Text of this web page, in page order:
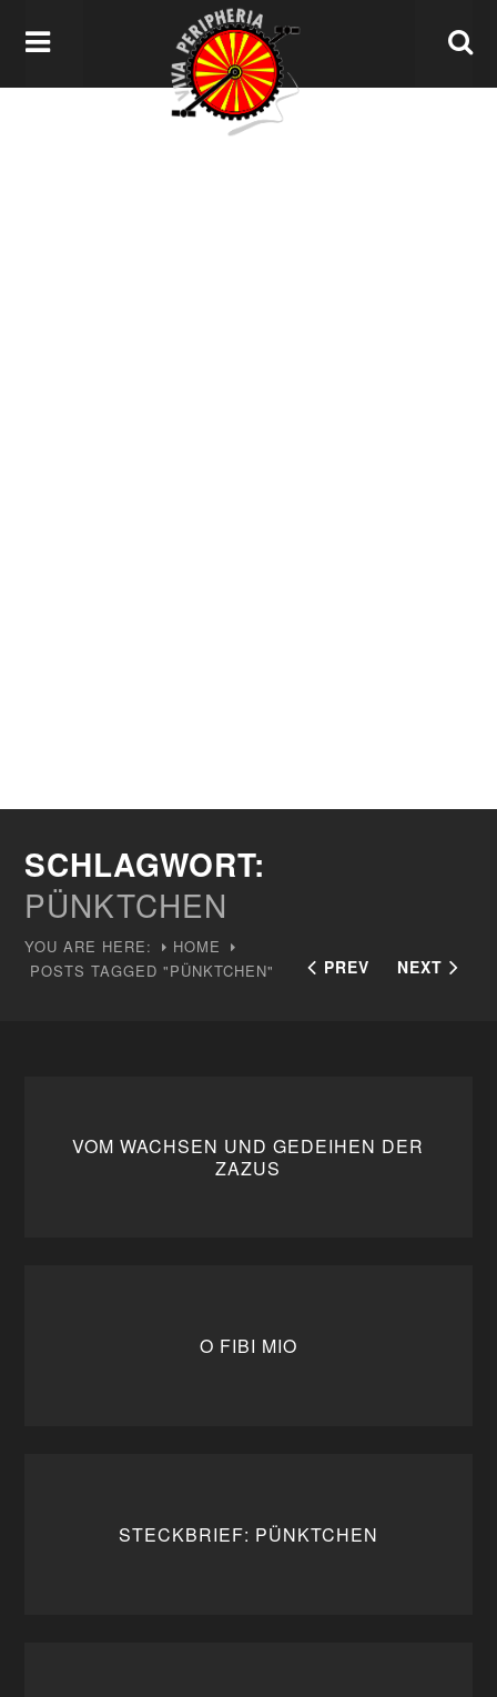
SCHLAGWORT:
PÜNKTCHEN
YOU ARE HERE:
HOME
POSTS TAGGED "PÜNKTCHEN"
PREV NEXT
VOM WACHSEN UND GEDEIHEN DER
ZAZUS
O FIBI MIO
STECKBRIEF: PÜNKTCHEN